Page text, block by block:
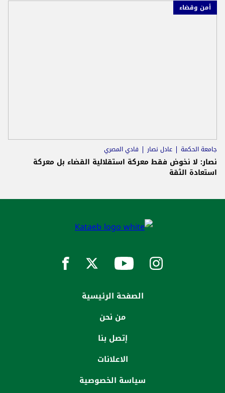
أمن وقضاء
جامعة الحكمة عادل نصار فادي المصري
نصار: لا نخوض فقط معركة استقلالية القضاء بل معركة
استعادة الثقة
الصفحة الرئيسية
من نحن
إتصل بنا
الاعلانات
سياسة الخصوصية